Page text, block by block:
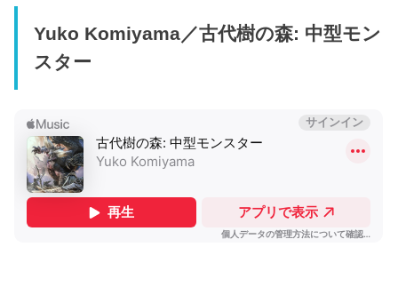
Yuko Komiyama／古代樹の森: 中型モン
スター